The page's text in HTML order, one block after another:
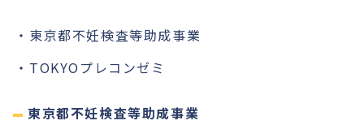
東京都不妊検査等助成事業
TOKYOプレコンゼミ
東京都不妊検査等助成事業